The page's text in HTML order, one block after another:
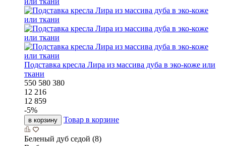
Подставка кресла Лира из массива дуба в эко-коже или
ткани
550 580 380
12 216
12 859
-5%
в корзину Товар в корзине
Беленый дуб седой (8)